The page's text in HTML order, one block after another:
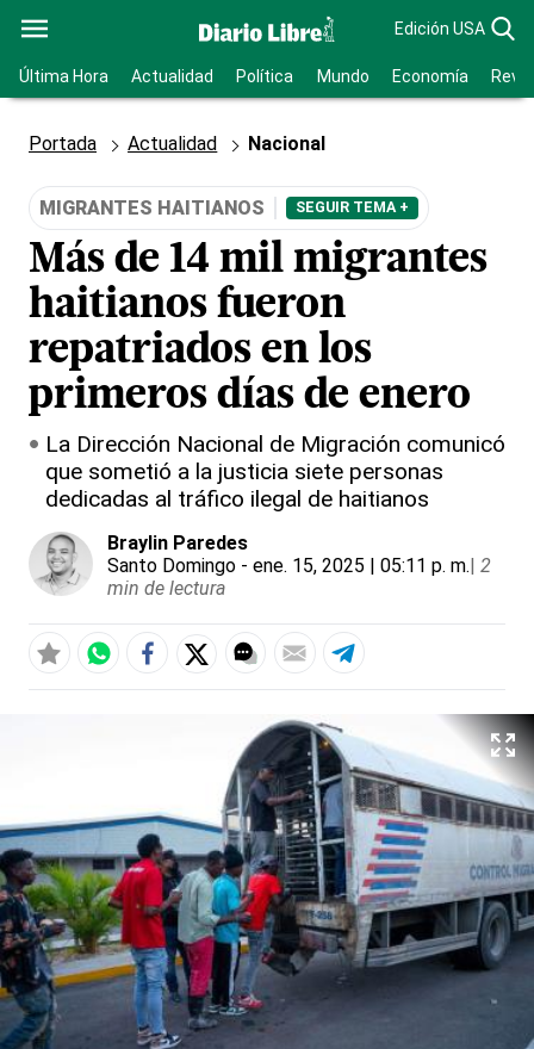
Edición USA
Última Hora Actualidad Política Mundo Economía
Portada Actualidad Nacional
MIGRANTES HAITIANOS SEGUIR TEMA +
Más de 14 mil migrantes
haitianos fueron
repatriados en los
primeros días de enero
La Dirección Nacional de Migración comunicó
que sometió a la justicia siete personas
dedicadas al tráfico ilegal de haitianos
Braylin Paredes
Santo Domingo - ene. 15, 2025 | 05:11 p. m.| 2
min de lectura